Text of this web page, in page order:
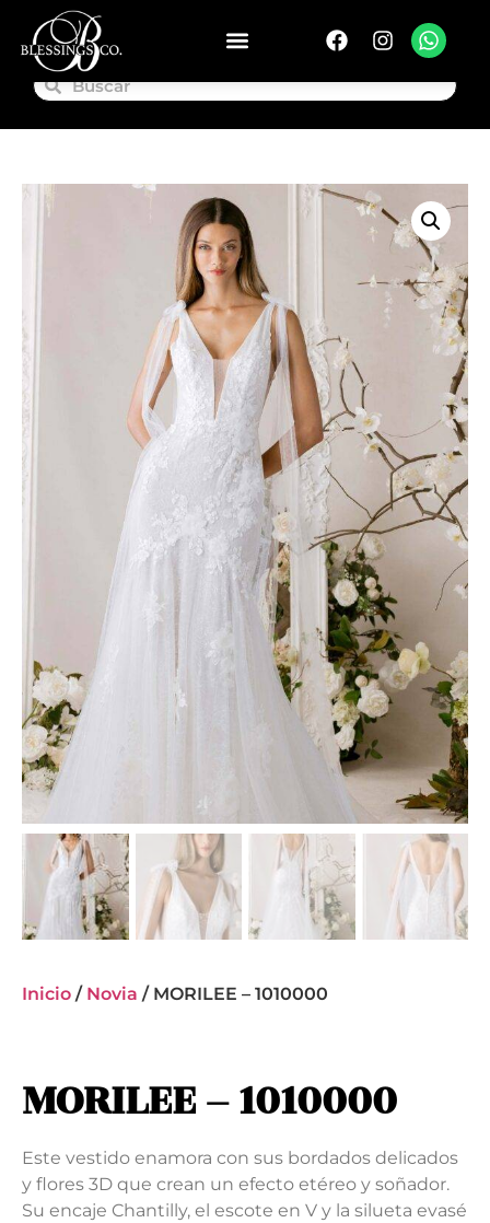
Inicio / Novia / MORILEE – 1010000
MORILEE – 1010000
Este vestido enamora con sus bordados delicados
y flores 3D que crean un efecto etéreo y soñador.
Su encaje Chantilly, el escote en V y la silueta evasé